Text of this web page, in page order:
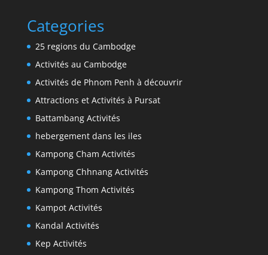
Categories
25 regions du Cambodge
Activités au Cambodge
Activités de Phnom Penh à découvrir
Attractions et Activités à Pursat
Battambang Activités
hebergement dans les iles
Kampong Cham Activités
Kampong Chhnang Activités
Kampong Thom Activités
Kampot Activités
Kandal Activités
Kep Activités